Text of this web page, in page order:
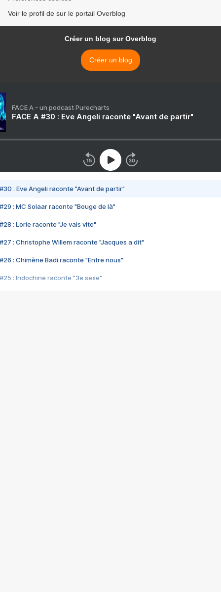
Voir le profil de sur le portail Overblog
Créer un blog sur Overblog
Créer un blog
FACE A - un podcast Purecharts
FACE A #30 : Eve Angeli raconte "Avant de partir"
#30 : Eve Angeli raconte "Avant de partir"
#29 : MC Solaar raconte "Bouge de là"
#28 : Lorie raconte "Je vais vite"
#27 : Christophe Willem raconte "Jacques a dit"
#26 : Chimène Badi raconte "Entre nous"
#25 : Indochine raconte "3e sexe"